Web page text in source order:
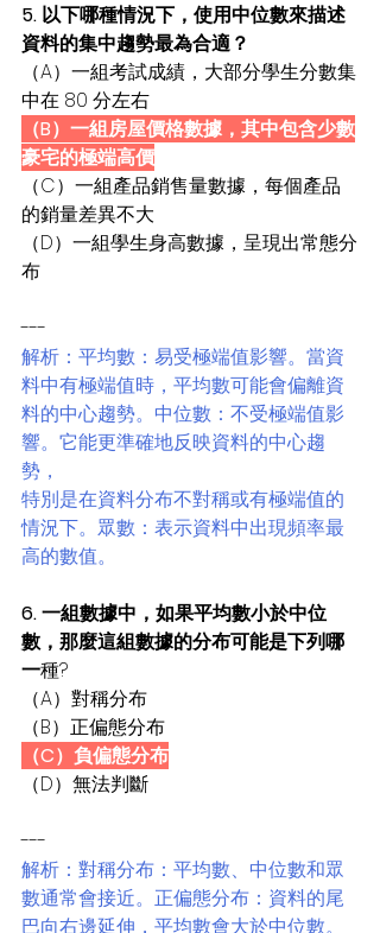
5. 以下哪種情況下，使用中位數來描述
資料的集中趨勢最為合適？
（A）一組考試成績，大部分學生分數集
中在 80 分左右
（B）一組房屋價格數據，其中包含少數
豪宅的極端高價
（C）一組產品銷售量數據，每個產品
的銷量差異不大
（D）一組學生身高數據，呈現出常態分
布
---
解析：平均數：易受極端值影響。當資
料中有極端值時，平均數可能會偏離資
料的中心趨勢。中位數：不受極端值影
響。它能更準確地反映資料的中心趨
勢，
特別是在資料分布不對稱或有極端值的
情況下。眾數：表示資料中出現頻率最
高的數值。
6. 一組數據中，如果平均數小於中位
數，那麼這組數據的分布可能是下列哪
一種?
（A）對稱分布
（B）正偏態分布
（C）負偏態分布
（D）無法判斷
---
解析：對稱分布：平均數、中位數和眾
數通常會接近。正偏態分布：資料的尾
巴向右邊延伸，平均數會大於中位數。